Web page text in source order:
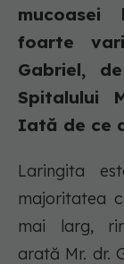
foarte
Gabriel,
Spitalului
Iată de ce
Laringita
majoritatea
mai larg,
arată Mr. dr.